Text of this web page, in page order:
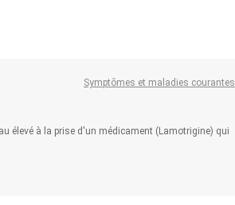
Symptômes et maladies courantes
élevé à la prise d'un médicament (Lamotrigine) qui